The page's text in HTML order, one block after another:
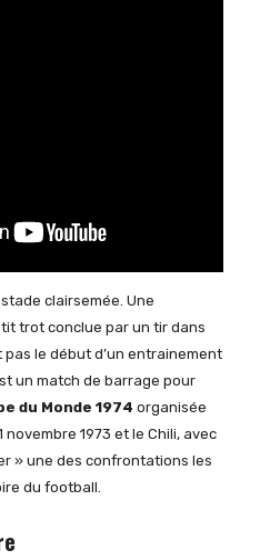
clairsemée. Une
trot conclue par un tir dans
pas le début d’un entrainement
un match de barrage pour
du Monde 1974 organisée
novembre 1973 et le Chili, avec
» une des confrontations les
du football.